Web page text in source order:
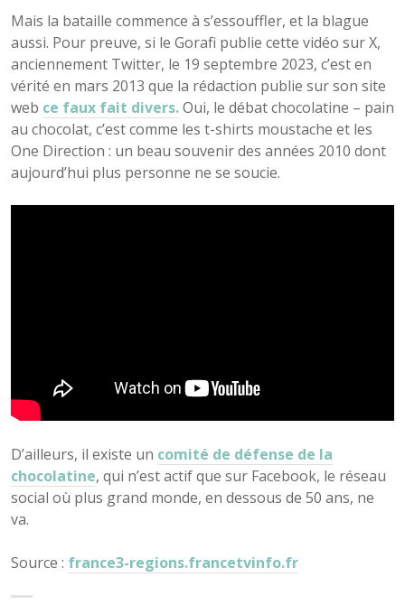
Mais la bataille commence à s’essouffler, et la blague
aussi. Pour preuve, si le Gorafi publie cette vidéo sur X,
anciennement Twitter, le 19 septembre 2023, c’est en
vérité en mars 2013 que la rédaction publie sur son site
web ce faux fait divers.Oui, le débat chocolatine – pain
au chocolat, c’est comme les t-shirts moustache et les
One Direction : un beau souvenir des années 2010 dont
aujourd’hui plus personne ne se soucie.
D’ailleurs, il existe un comité de défense de la
chocolatine, qui n’est actif que sur Facebook, le réseau
social où plus grand monde, en dessous de 50 ans, ne
va.
Source : france3-regions.francetvinfo.fr